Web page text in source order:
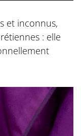
et inconnus,
: elle